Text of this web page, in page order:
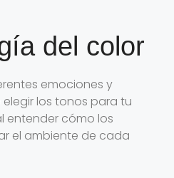
del color
emociones y
los tonos para tu
entender cómo los
el ambiente de cada